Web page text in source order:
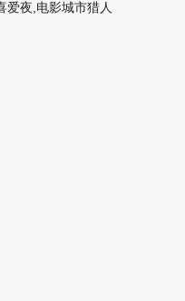
爱夜,电影城市猎人